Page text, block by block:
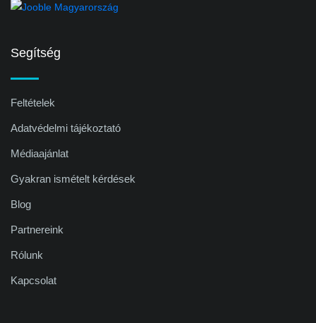
Segítség
Feltételek
Adatvédelmi tájékoztató
Médiaajánlat
Gyakran ismételt kérdések
Blog
Partnereink
Rólunk
Kapcsolat